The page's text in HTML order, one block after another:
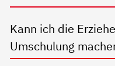
Kann ich die
Umschulung